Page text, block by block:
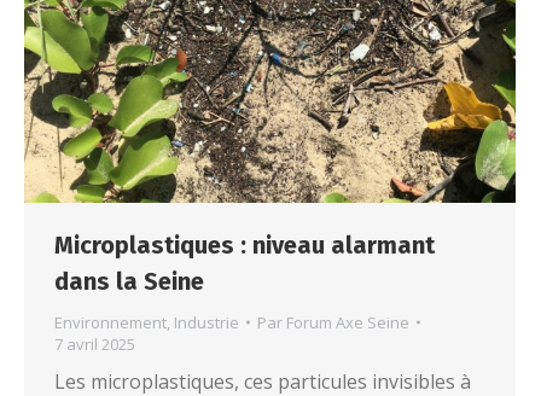
Microplastiques : niveau alarmant
dans la Seine
Environnement Industrie Par Forum Axe Seine
7 avril 2025
Les microplastiques, ces particules invisibles à